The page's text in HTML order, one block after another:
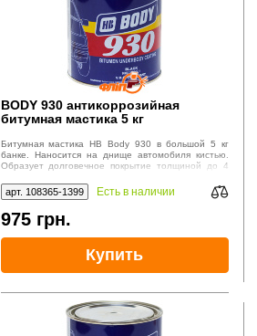
BODY 930 антикоррозийная
битумная мастика 5 кг
Битумная мастика HB Body 930 в большой 5 кг
банке. Наносится на днище автомобиля кистью.
Образует долговечное покрытие толщиной до 4
автомобиля от шума, а детали кузова от коррозии.
арт. 108365-1399 Есть в наличии
975 грн.
Купить